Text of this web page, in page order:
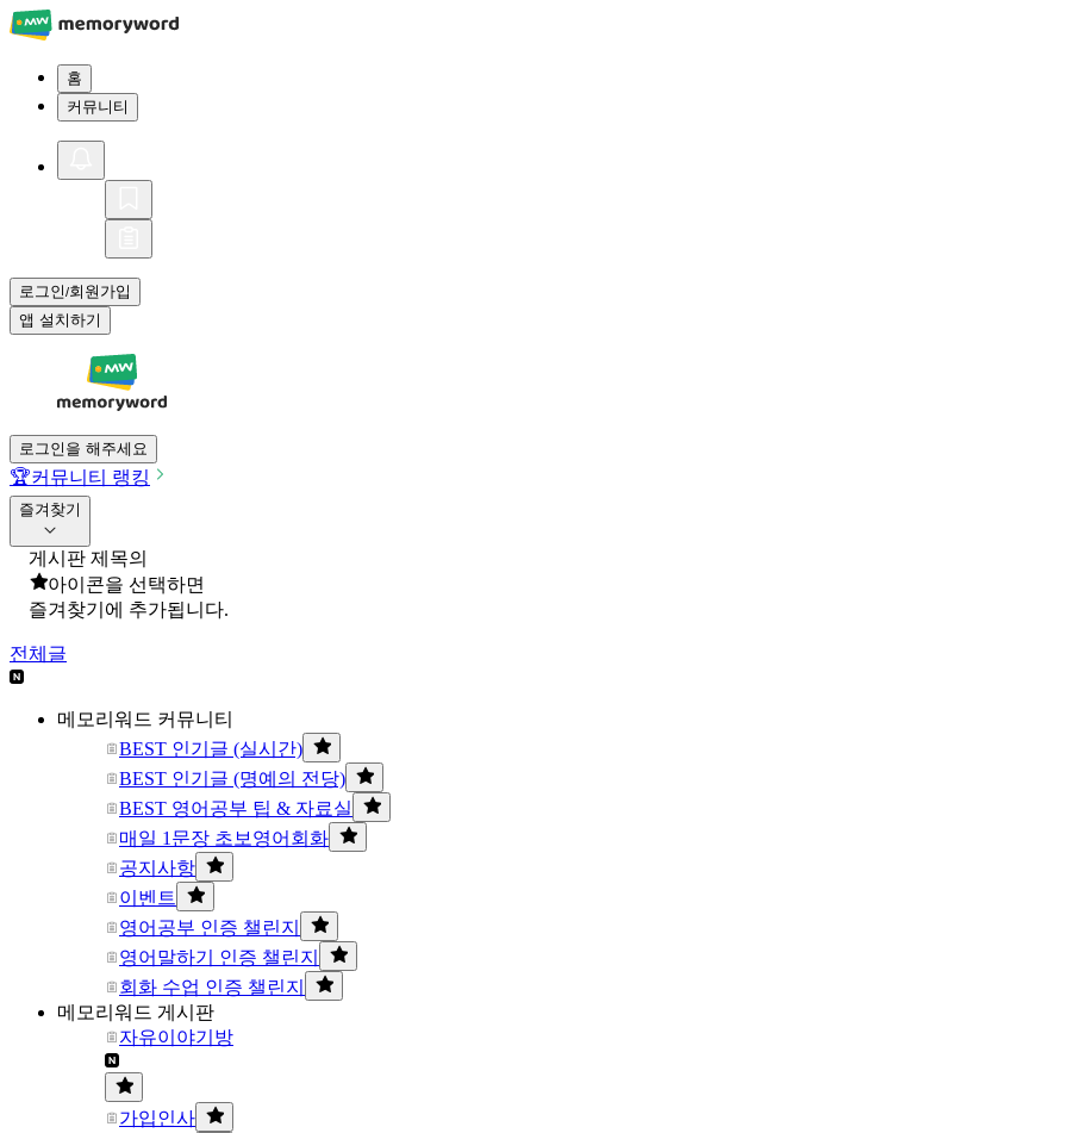
홈
커뮤니티
로그인/회원가입
앱 설치하기
로그인을 해주세요
🏆커뮤니티 랭킹
즐겨찾기
게시판 제목의
아이콘을 선택하면
즐겨찾기에 추가됩니다.
전체글
메모리워드 커뮤니티
BEST 인기글 (실시간)
BEST 인기글 (명예의 전당)
BEST 영어공부 팁 & 자료실
매일 1문장 초보영어회화
공지사항
이벤트
영어공부 인증 챌린지
영어말하기 인증 챌린지
회화 수업 인증 챌린지
메모리워드 게시판
자유이야기방
가입인사